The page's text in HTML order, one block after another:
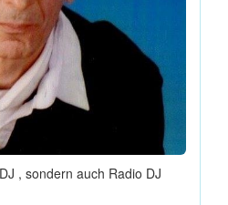
, sondern auch Radio DJ